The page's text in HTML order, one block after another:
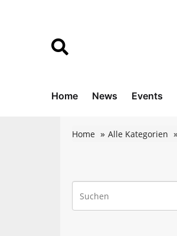
Home News Events
Home Alle Kategorien